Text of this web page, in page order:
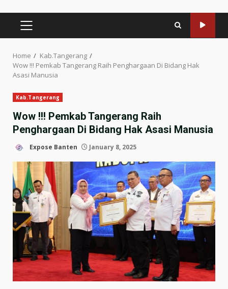
PRIMARY
MENU
Home
Kab.Tangerang
Wow !!! Pemkab Tangerang Raih Penghargaan Di Bidang Hak
Asasi Manusia
Kab.Tangerang
Wow !!! Pemkab Tangerang Raih
Penghargaan Di Bidang Hak Asasi Manusia
Expose Banten January 8, 2025